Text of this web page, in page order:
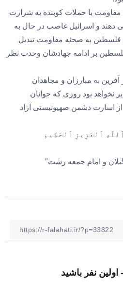
با حملات کوبنده به شرارت
و اسرائیل غاصب در حال به
فلسطین به صحنه مقاومت تبدیل
بر ادامه جهادشان وحدت نظر
به مبارزان و مجاهدان
نخواهد بود روزی که جوانان
اسارت دشمن صهیونیستی آزاد
ٱلعَزِیزِ ٱلحَکِیم
و امام جمعه رشت″
نفر باشید